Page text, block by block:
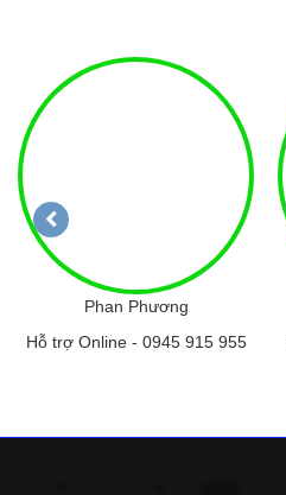
Phan Phương
Hỗ trợ Online - 0945 915 955